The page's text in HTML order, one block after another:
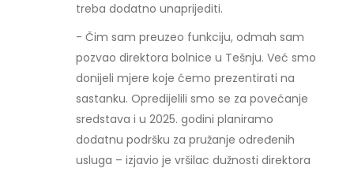
treba dodatno unaprijediti.
- Čim sam preuzeo funkciju, odmah sam
pozvao direktora bolnice u Tešnju. Već smo
donijeli mjere koje ćemo prezentirati na
sastanku. Opredijelili smo se za povećanje
sredstava i u 2025. godini planiramo
dodatnu podršku za pružanje određenih
usluga – izjavio je vršilac dužnosti direktora